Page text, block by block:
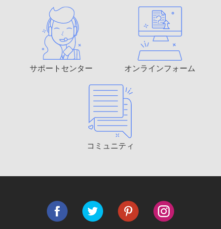
サポートセンター オンラインフォーム
コミュニティ